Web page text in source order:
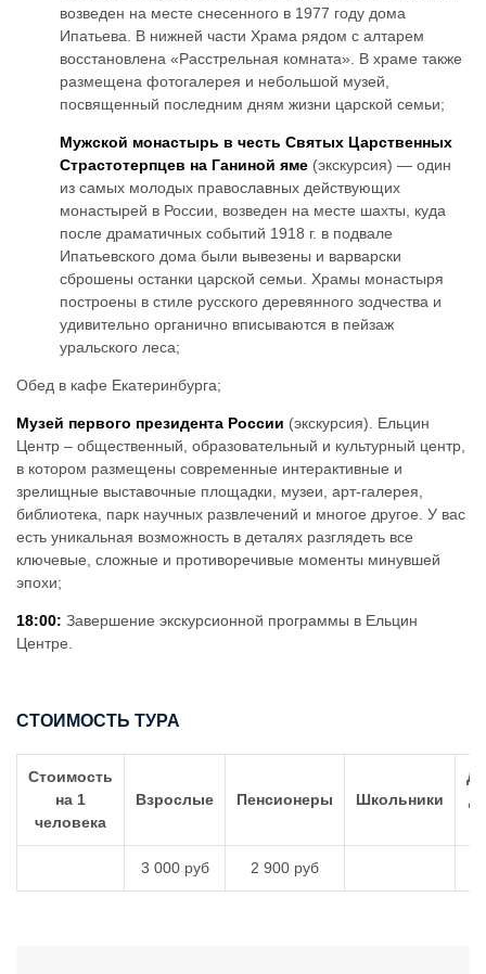
возведен на месте снесенного в 1977 году дома
Ипатьева. В нижней части Храма рядом с алтарем
восстановлена «Расстрельная комната». В храме также
размещена фотогалерея и небольшой музей,
посвященный последним дням жизни царской семьи;
Мужской монастырь в честь Святых Царственных
Страстотерпцев на Ганиной яме (экскурсия) — один
из самых молодых православных действующих
монастырей в России, возведен на месте шахты, куда
после драматичных событий 1918 г. в подвале
Ипатьевского дома были вывезены и варварски
сброшены останки царской семьи. Храмы монастыря
построены в стиле русского деревянного зодчества и
удивительно органично вписываются в пейзаж
уральского леса;
Обед в кафе Екатеринбурга;
Музей первого президента России (экскурсия). Ельцин
Центр – общественный, образовательный и культурный центр,
в котором размещены современные интерактивные и
зрелищные выставочные площадки, музеи, арт-галерея,
библиотека, парк научных развлечений и многое другое. У вас
есть уникальная возможность в деталях разглядеть все
ключевые, сложные и противоречивые моменты минувшей
эпохи;
18:00: Завершение экскурсионной программы в Ельцин
Центре.
СТОИМОСТЬ ТУРА
Стоимость
на 1
человека
Взрослые Пенсионеры Школьники
3 000 руб 2 900 руб